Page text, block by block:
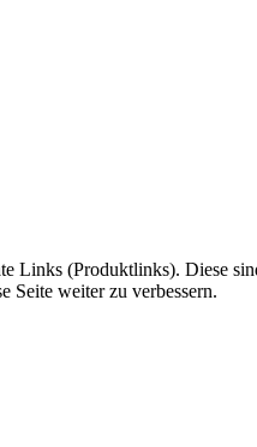
Links (Produktlinks). Diese
Seite weiter zu verbessern.